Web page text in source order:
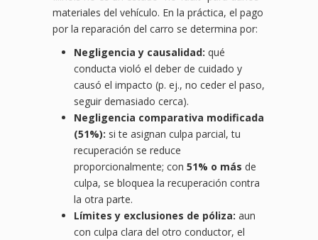
materiales del vehículo. En la práctica, el pago
por la reparación del carro se determina por:
Negligencia y causalidad: qué
conducta violó el deber de cuidado y
causó el impacto (p. ej., no ceder el paso,
seguir demasiado cerca).
Negligencia comparativa modificada
(51%): si te asignan culpa parcial, tu
recuperación se reduce
proporcionalmente; con 51% o más de
culpa, se bloquea la recuperación contra
la otra parte.
Límites y exclusiones de póliza: aun
con culpa clara del otro conductor, el